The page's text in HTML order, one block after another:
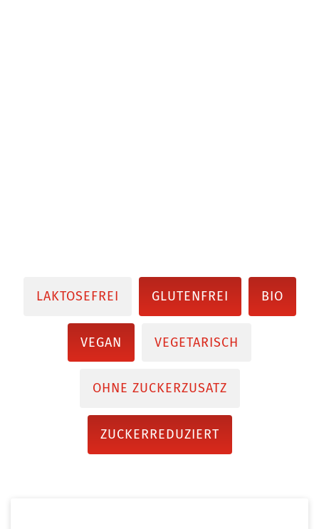
LAKTOSEFREI GLUTENFREI BIO
VEGAN VEGETARISCH
OHNE ZUCKERZUSATZ
ZUCKERREDUZIERT